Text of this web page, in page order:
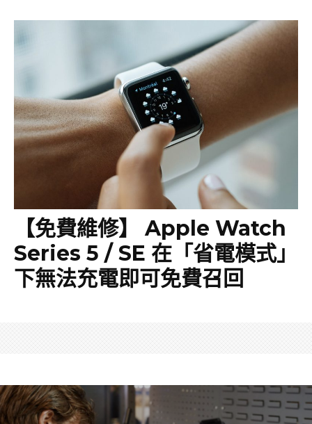
【免費維修】 Apple Watch
Series 5 / SE 在「省電模式」
下無法充電即可免費召回